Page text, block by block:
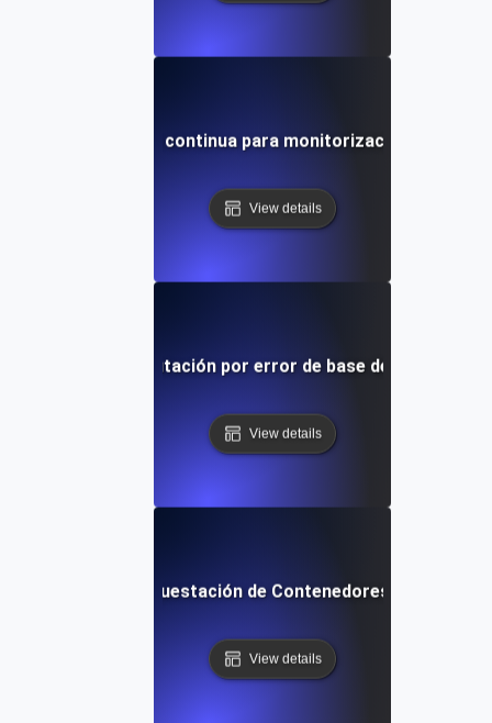
Pruebas de carga continua para monitorización en
View details
de carga de conmutación por error de base de datos bajo
View details
Docker Swarm Orquestación de Contenedores Pruebas
View details